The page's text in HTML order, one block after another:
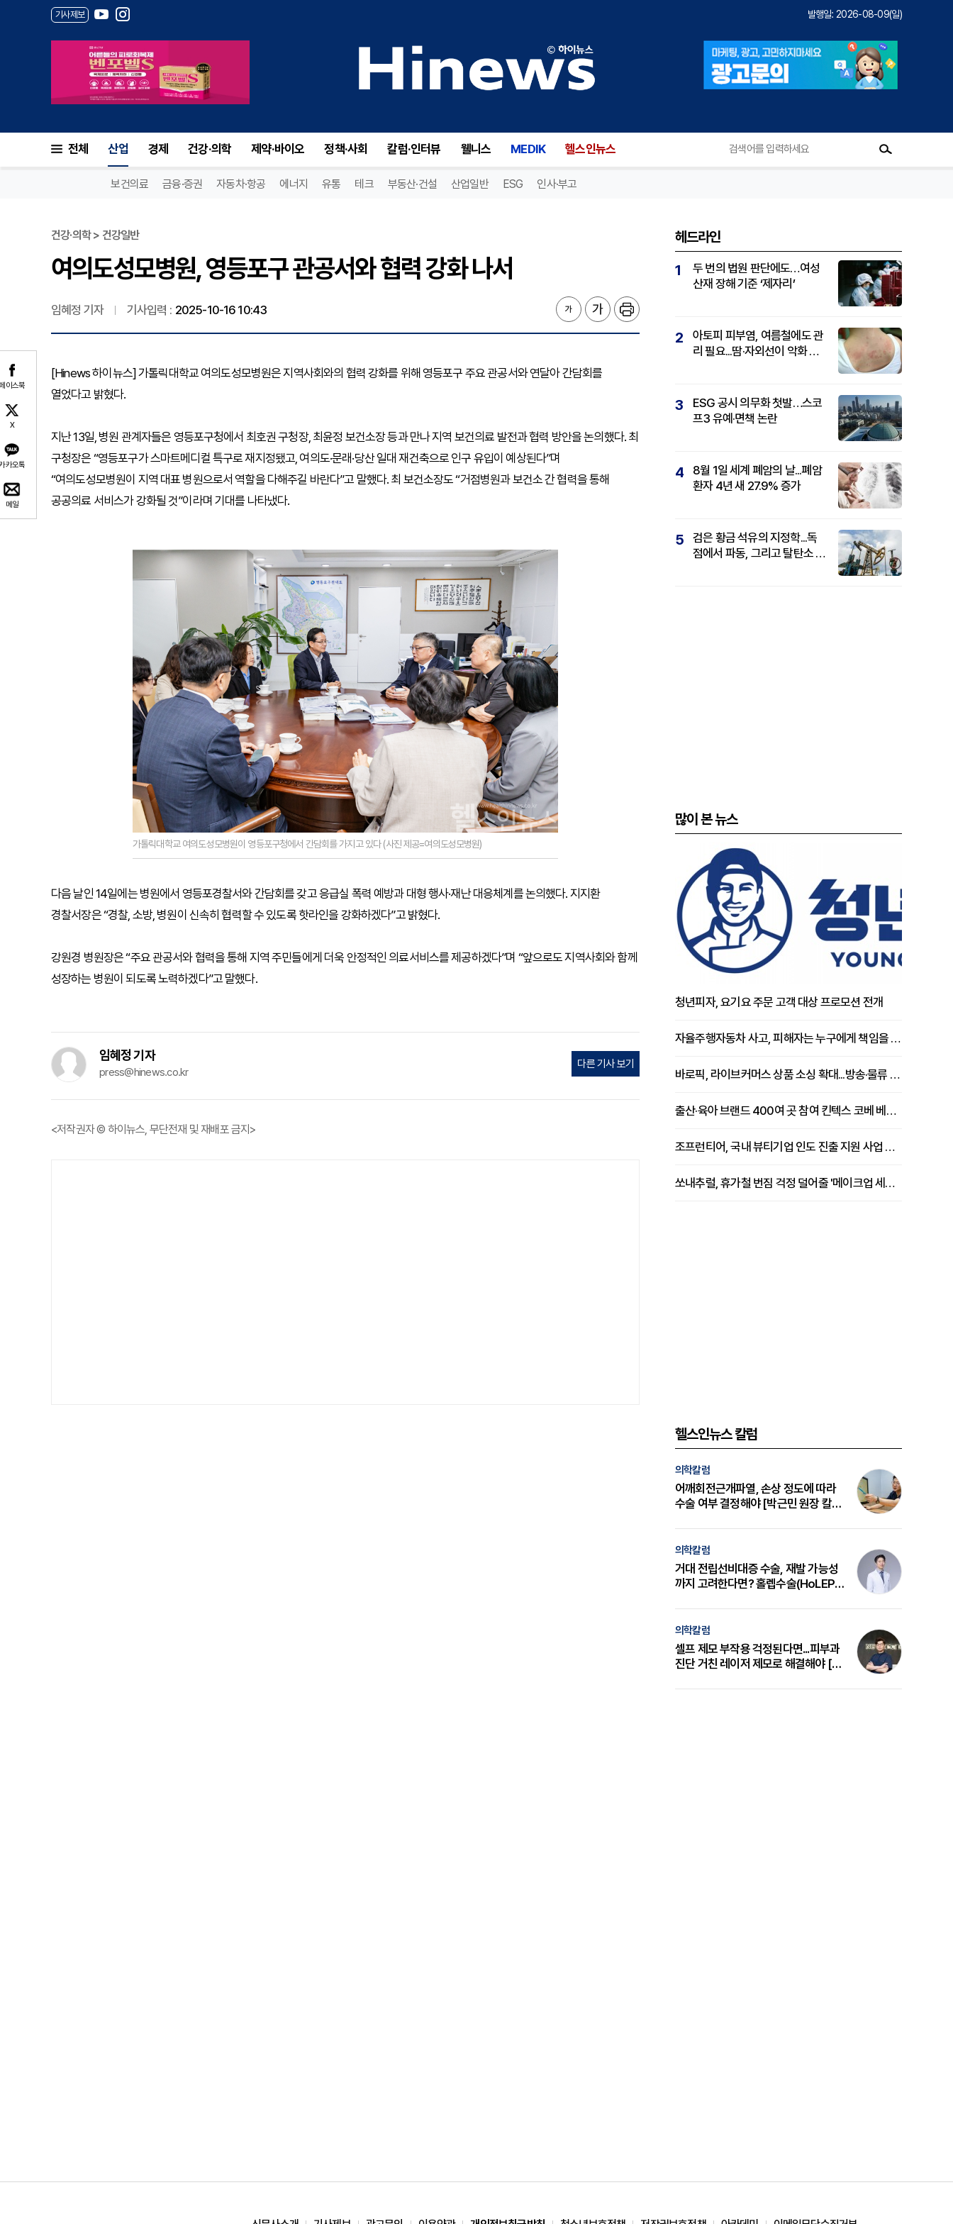
기사제보 발행일: 2026-08-09(일)
전체 산업 경제 건강·의학 제약·바이오 정책·사회 칼럼·인터뷰 웰니스 MEDIK 헬스인뉴스
보건의료 금융·증권 자동차·항공 에너지 유통 테크 부동산·건설 산업일반 ESG 인사·부고
이스북
X
카오톡
메일
건강·의학 > 건강일반
여의도성모병원, 영등포구 관공서와 협력 강화 나서
임혜정 기자 기사입력 : 2025-10-16 10:43
[Hinews 하이뉴스] 가톨릭대학교 여의도성모병원은 지역사회와의 협력 강화를 위해 영등포구 주요 관공서와 연달아 간담회를
열었다고 밝혔다.
지난 13일, 병원 관계자들은 영등포구청에서 최호권 구청장, 최윤정 보건소장 등과 만나 지역 보건의료 발전과 협력 방안을 논의했다. 최
구청장은 “영등포구가 스마트메디컬 특구로 재지정됐고, 여의도·문래·당산 일대 재건축으로 인구 유입이 예상된다”며
“여의도성모병원이 지역 대표 병원으로서 역할을 다해주길 바란다”고 말했다. 최 보건소장도 “거점병원과 보건소 간 협력을 통해
공공의료 서비스가 강화될 것”이라며 기대를 나타냈다.
가톨릭대학교 여의도성모병원이 영등포구청에서 간담회를 가지고 있다 (사진 제공=여의도성모병원)
다음 날인 14일에는 병원에서 영등포경찰서와 간담회를 갖고 응급실 폭력 예방과 대형 행사·재난 대응체계를 논의했다. 지지환
경찰서장은 “경찰, 소방, 병원이 신속히 협력할 수 있도록 핫라인을 강화하겠다”고 밝혔다.
강원경 병원장은 “주요 관공서와 협력을 통해 지역 주민들에게 더욱 안정적인 의료서비스를 제공하겠다”며 “앞으로도 지역사회와 함께
성장하는 병원이 되도록 노력하겠다”고 말했다.
임혜정 기자
press@hinews.co.kr
다른 기사 보기
<저작권자 © 하이뉴스, 무단전재 및 재배포 금지>
헤드라인
1
두 번의 법원 판단에도…여성
산재 장해 기준 ‘제자리’
2
아토피 피부염, 여름철에도 관
리 필요...땀·자외선이 악화 요
3
ESG 공시 의무화 첫발…스코
프3 유예·면책 논란
4
8월 1일 세계 폐암의 날...폐암
환자 4년 새 27.9% 증가
5
검은 황금 석유의 지정학...독
점에서 파동, 그리고 탈탄소 패
많이 본 뉴스
청년피자, 요기요 주문 고객 대상 프로모션 전개
자율주행자동차 사고, 피해자는 누구에게 책임을 물을 수 있을까
바로픽, 라이브커머스 상품 소싱 확대...방송·물류 원스톱 지원 강화
출산·육아 브랜드 400여 곳 참여 킨텍스 코베 베이비페어 개막
조프런티어, 국내 뷰티기업 인도 진출 지원 사업 추진
쏘내추럴, 휴가철 번짐 걱정 덜어줄 '메이크업 세팅 멀티 매직 실러' 제안
헬스인뉴스 칼럼
의학칼럼
어깨회전근개파열, 손상 정도에 따라
수술 여부 결정해야 [박근민 원장 칼
의학칼럼
거대 전립선비대증 수술, 재발 가능성
까지 고려한다면? 홀렙수술(HoLEP)
의학칼럼
셀프 제모 부작용 걱정된다면...피부과
진단 거친 레이저 제모로 해결해야 [변